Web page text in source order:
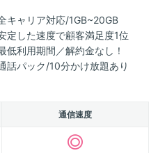
キャリア対応/1GB~20GB
定した速度で顧客満足度1位
低利用期間／解約金なし！
話パック/10分かけ放題あり
通信速度